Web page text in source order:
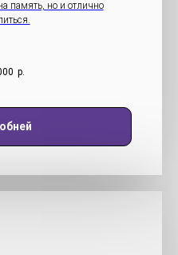
память, но и отлично
р.